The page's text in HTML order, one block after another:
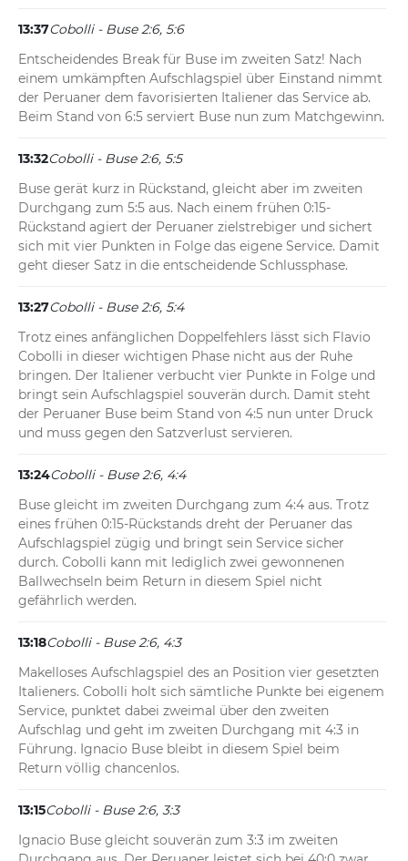
13:37Cobolli - Buse 2:6, 5:6
Entscheidendes Break für Buse im zweiten Satz! Nach
einem umkämpften Aufschlagspiel über Einstand nimmt
der Peruaner dem favorisierten Italiener das Service ab.
Beim Stand von 6:5 serviert Buse nun zum Matchgewinn.
13:32Cobolli - Buse 2:6, 5:5
Buse gerät kurz in Rückstand, gleicht aber im zweiten
Durchgang zum 5:5 aus. Nach einem frühen 0:15-
Rückstand agiert der Peruaner zielstrebiger und sichert
sich mit vier Punkten in Folge das eigene Service. Damit
geht dieser Satz in die entscheidende Schlussphase.
13:27Cobolli - Buse 2:6, 5:4
Trotz eines anfänglichen Doppelfehlers lässt sich Flavio
Cobolli in dieser wichtigen Phase nicht aus der Ruhe
bringen. Der Italiener verbucht vier Punkte in Folge und
bringt sein Aufschlagspiel souverän durch. Damit steht
der Peruaner Buse beim Stand von 4:5 nun unter Druck
und muss gegen den Satzverlust servieren.
13:24Cobolli - Buse 2:6, 4:4
Buse gleicht im zweiten Durchgang zum 4:4 aus. Trotz
eines frühen 0:15-Rückstands dreht der Peruaner das
Aufschlagspiel zügig und bringt sein Service sicher
durch. Cobolli kann mit lediglich zwei gewonnenen
Ballwechseln beim Return in diesem Spiel nicht
gefährlich werden.
13:18Cobolli - Buse 2:6, 4:3
Makelloses Aufschlagspiel des an Position vier gesetzten
Italieners. Cobolli holt sich sämtliche Punkte bei eigenem
Service, punktet dabei zweimal über den zweiten
Aufschlag und geht im zweiten Durchgang mit 4:3 in
Führung. Ignacio Buse bleibt in diesem Spiel beim
Return völlig chancenlos.
13:15Cobolli - Buse 2:6, 3:3
Ignacio Buse gleicht souverän zum 3:3 im zweiten